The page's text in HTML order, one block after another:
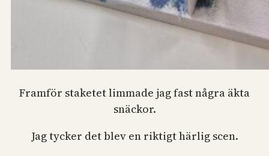
Framför staketet limmade jag fast några äkta
snäckor.
Jag tycker det blev en riktigt härlig scen.